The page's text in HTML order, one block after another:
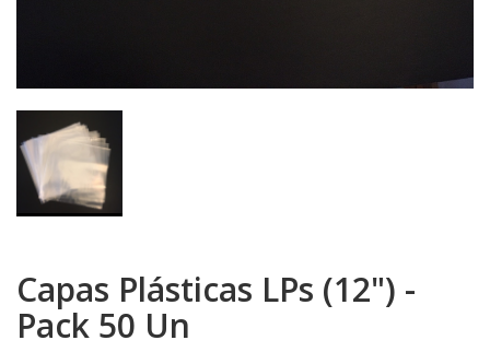
Capas Plásticas LPs (12") -
Pack 50 Un